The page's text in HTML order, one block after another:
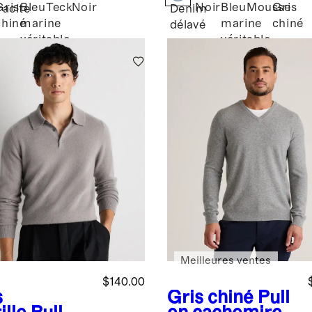
Bleu
marine
véritable
TeckNoir
Denim
délavé
Noir Bleu
marine
véritable
Mousse
Gris
chiné
$140.00
Gris chiné Pull
Meilleures ventes